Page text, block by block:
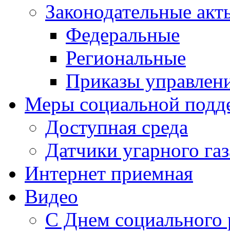
Законодательные
Федеральные
Региональные
Приказы
Меры социальной
Доступная среда
Датчики угарного
Интернет приемная
Видео
С Днем социального